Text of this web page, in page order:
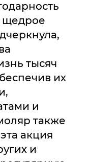
щедрое
тысяч
их
и
также
акция
и